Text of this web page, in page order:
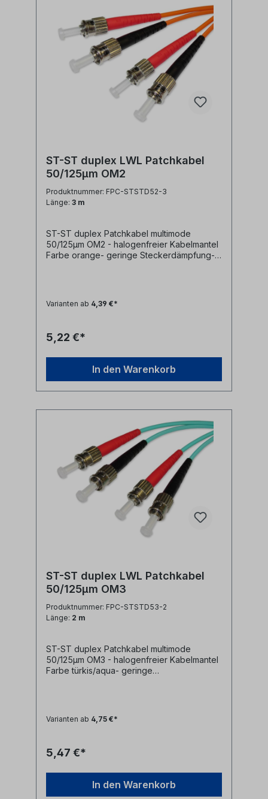
ST-ST duplex LWL Patchkabel
50/125µm OM2
Produktnummer: FPC-STSTD52-3
Länge: 3 m
ST-ST duplex Patchkabel multimode
50/125µm OM2 - halogenfreier Kabelmantel
Farbe orange- geringe Steckerdämpfung-
Varianten ab 4,39 €*
5,22 €*
In den Warenkorb
ST-ST duplex LWL Patchkabel
50/125µm OM3
Produktnummer: FPC-STSTD53-2
Länge: 2 m
ST-ST duplex Patchkabel multimode
50/125µm OM3 - halogenfreier Kabelmantel
Farbe türkis/aqua- geringe
Varianten ab 4,75 €*
5,47 €*
In den Warenkorb